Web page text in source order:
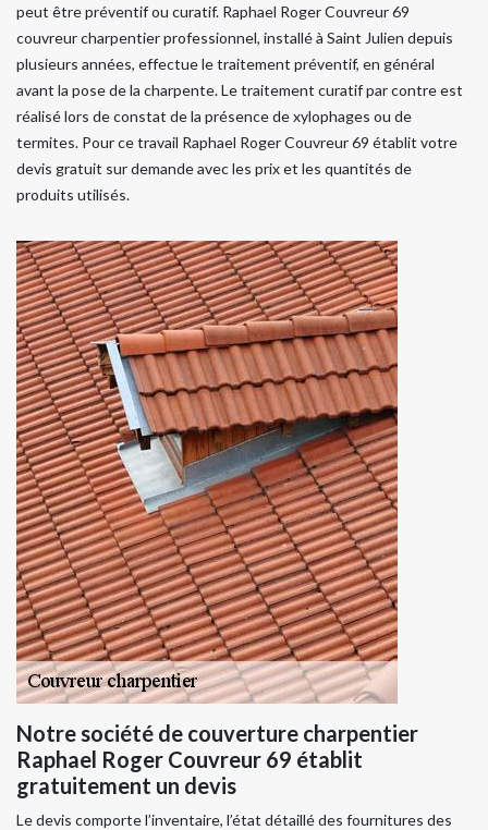
peut être préventif ou curatif. Raphael Roger Couvreur 69
couvreur charpentier professionnel, installé à Saint Julien depuis
plusieurs années, effectue le traitement préventif, en général
avant la pose de la charpente. Le traitement curatif par contre est
réalisé lors de constat de la présence de xylophages ou de
termites. Pour ce travail Raphael Roger Couvreur 69 établit votre
devis gratuit sur demande avec les prix et les quantités de
produits utilisés.
Notre société de couverture charpentier
Raphael Roger Couvreur 69 établit
gratuitement un devis
Le devis comporte l’inventaire, l’état détaillé des fournitures des